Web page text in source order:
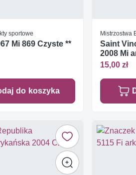
sportowe
Mi 869 Czyste **
do koszyka
Mistrzostwa
Saint
2008 Mi
**
15,00 zł